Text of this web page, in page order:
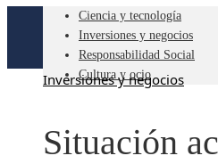
Ciencia y tecnología
Inversiones y negocios
Responsabilidad Social
Cultura y ocio
Inversiones y negocios
Situación